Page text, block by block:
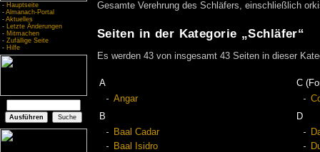
- Hauptseite
- Almanach-Portal
- Aktuelles
- Letzte Änderungen
- Mitmachen
- Zufällige Seite
- Hilfe
Gesamte Verehrung des Schläfers, einschließlich
Seiten in der Kategorie „Schläfer“
Es werden 43 von insgesamt 43 Seiten in dieser
A
Angar
B
Baal Cadar
Baal Isidro
C
D